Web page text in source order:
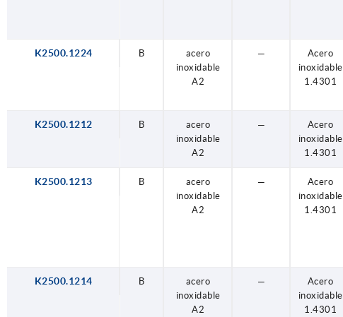
K2500.1224 B
acero
inoxidable
A2
—
Acero
inoxidable
1.4301
K2500.1212 B
acero
inoxidable
A2
—
Acero
inoxidable
1.4301
K2500.1213 B
acero
inoxidable
A2
—
Acero
inoxidable
1.4301
K2500.1214 B
acero
inoxidable
A2
—
Acero
inoxidable
1.4301